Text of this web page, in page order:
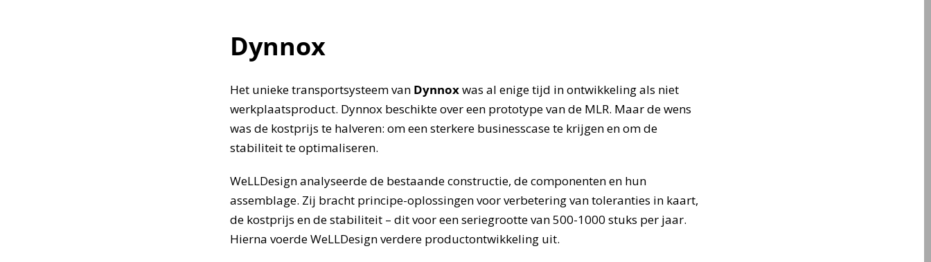
Dynnox
Het unieke transportsysteem van Dynnoxwas al enige tijd in ontwikkeling als niet
werkplaatsproduct. Dynnox beschikte over een prototype van de MLR. Maar de wens
was de kostprijs te halveren: om een sterkere businesscase te krijgen en om de
stabiliteit te optimaliseren.
WeLLDesign analyseerde de bestaande constructie, de componenten en hun
assemblage. Zij bracht principe-oplossingen voor verbetering van toleranties in kaart,
de kostprijs en de stabiliteit – dit voor een seriegrootte van 500-1000 stuks per jaar.
Hierna voerde WeLLDesign verdere productontwikkeling uit.